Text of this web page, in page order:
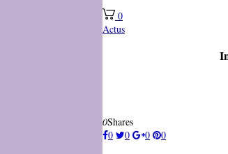
0
Actus
0Shares
0
0 0 0